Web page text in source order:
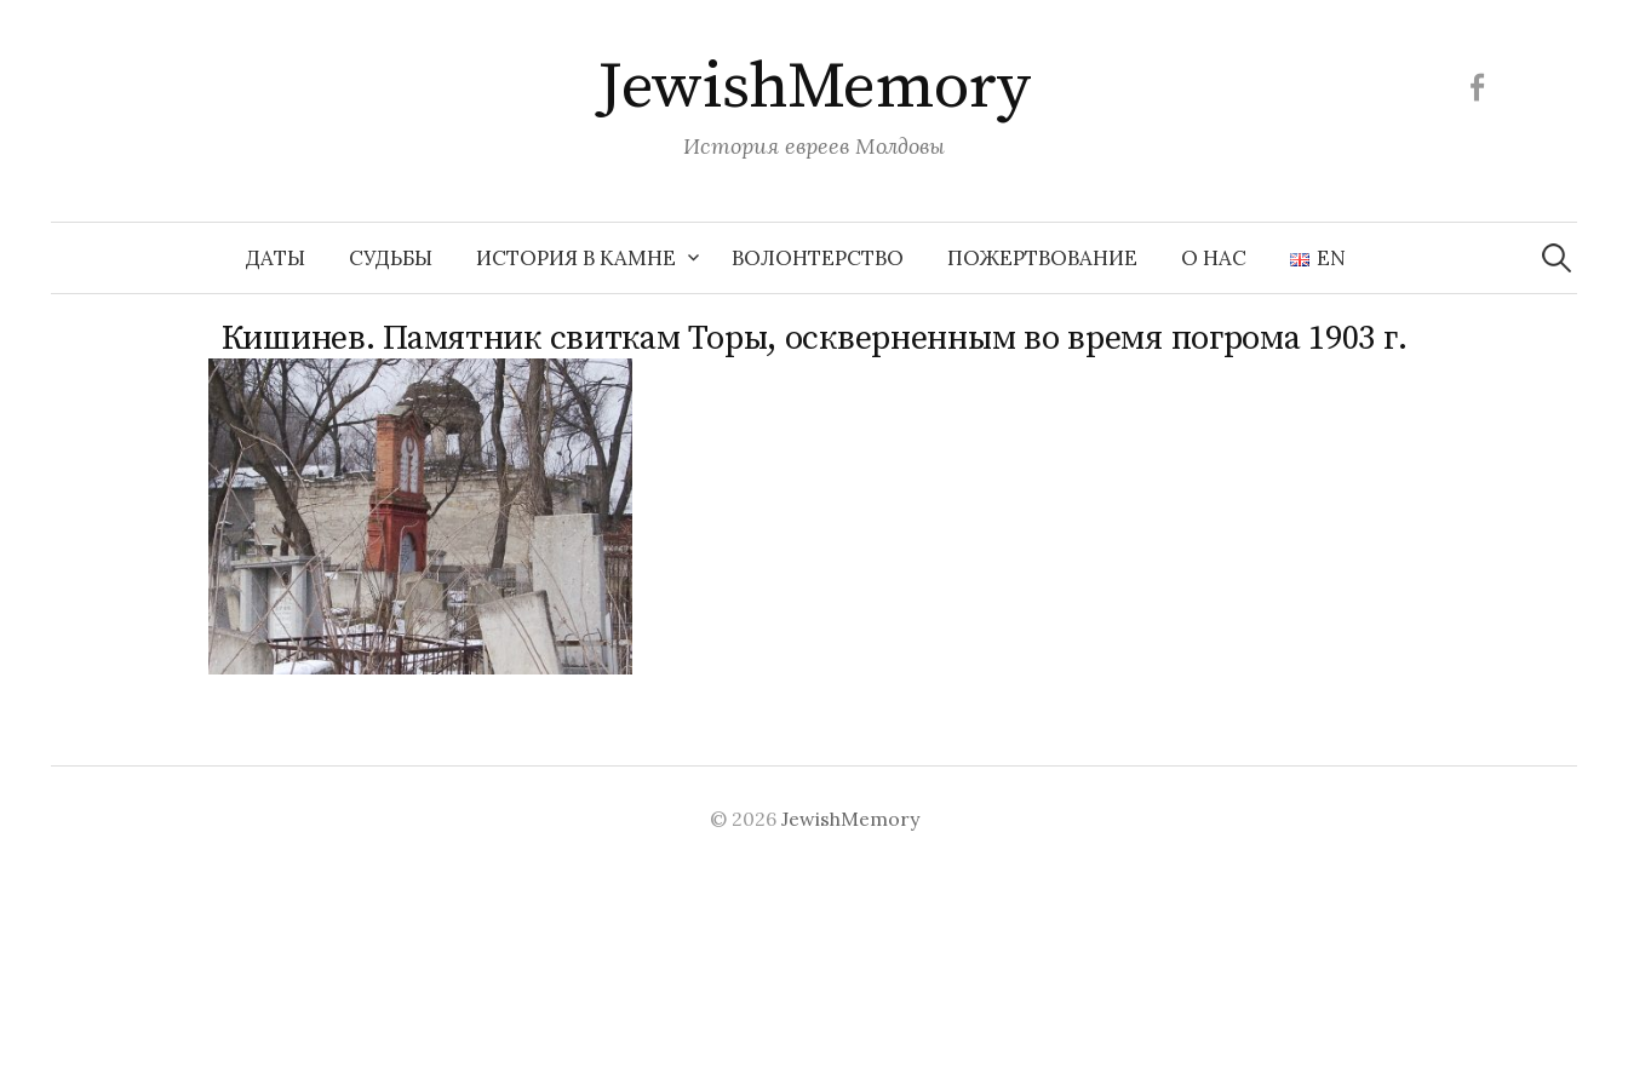
JewishMemory
История евреев Молдовы
ДАТЫ СУДЬБЫ ИСТОРИЯ В КАМНЕ ВОЛОНТЕРСТВО ПОЖЕРТВОВАНИЕ О НАС EN Найти:
Кишинев. Памятник свиткам Торы, оскверненным во время погрома 1903 г.
© 2026 JewishMemory